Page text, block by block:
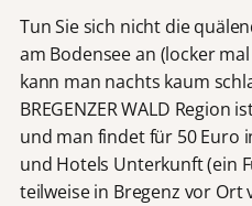
Tun Sie sich nicht die
am Bodensee an (locker
kann man nachts kaum
BREGENZER WALD Region
und man findet für 50 Euro
und Hotels Unterkunft (ein
teilweise in Bregenz vor Ort